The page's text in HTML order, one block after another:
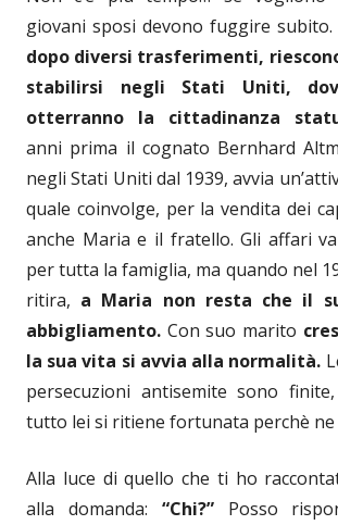
giovani sposi devono fuggire subito.
dopo diversi trasferimenti,
stabilirsi negli Stati Uniti,
otterranno la cittadinanza
anni prima il cognato Bernhard
negli Stati Uniti dal 1939, avvia
quale coinvolge, per la vendita dei
anche Maria e il fratello. Gli affari
per tutta la famiglia, ma quando nel
ritira, a Maria non resta che il
abbigliamento. Con suo marito
la sua vita si avvia alla normalità.
persecuzioni antisemite sono
tutto lei si ritiene fortunata perchè ne
Alla luce di quello che ti ho
alla domanda: “Chi?”Posso